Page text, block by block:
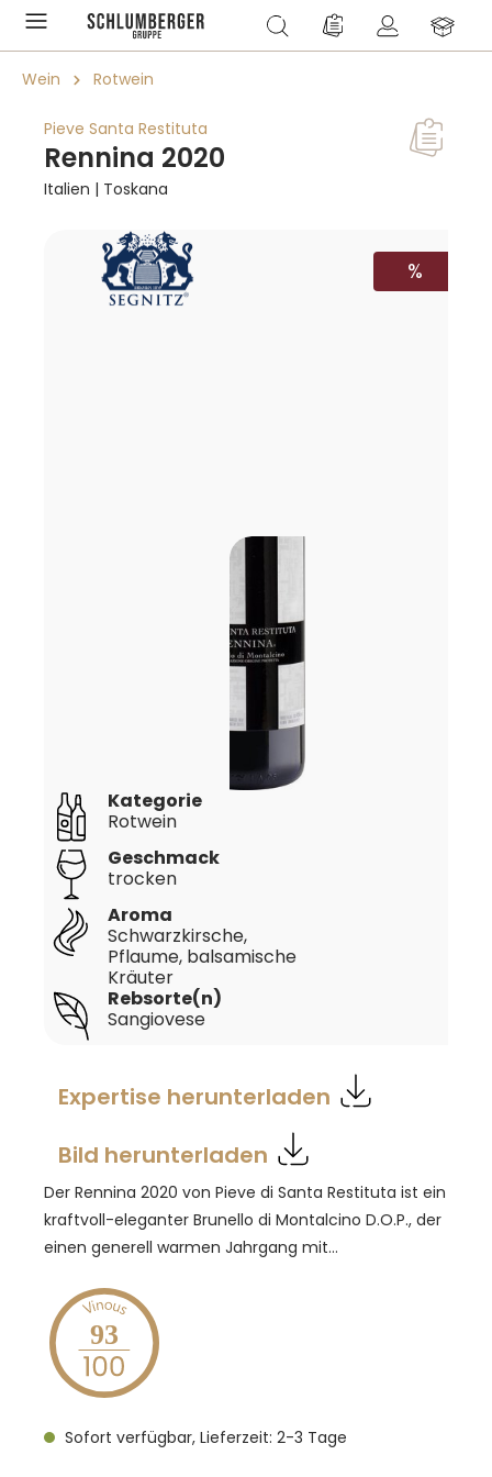
springen Du hast 0 Produkte
Wein Rotwein
Pieve Santa Restituta
Rennina 2020
Italien | Toskana
Bildergalerie überspringen
RABATT
%
Aroma
Schwarzkirsche,
Pflaume, balsamische
Kräuter
Geschmack
trocken
Kategorie
Rotwein
Rebsorte(n)
Sangiovese
Expertise herunterladen
Bild herunterladen
Der Rennina 2020 von Pieve di Santa Restituta ist ein
kraftvoll-eleganter Brunello di Montalcino D.O.P., der
einen generell warmen Jahrgang mit
verbindet. Nach regenreichen Monaten Ende 2019
folgte ein milder Winter, bevor im März ein
Temperatursturz mit Frost einsetzte. Der Sommer
blieb warm mit deutlichen Tag-Nacht-
Winde aus dem Apennin. Die Lese begann am 15.
93
Sofort verfügbar, Lieferzeit: 2-3 Tage